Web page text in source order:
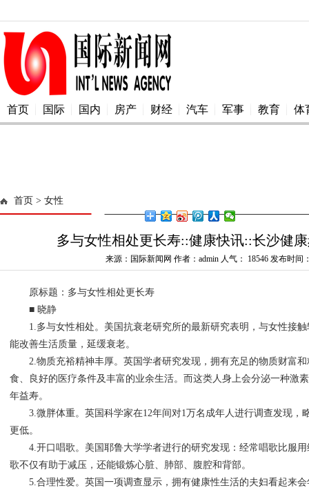
首页 国际 国内 房产 财经 汽车 军事 教育 体
首页 > 女性
多与女性相处更长寿::健康快讯::长沙健
来源：国际新闻网 作者：admin 人气： 18546 发布时间
原标题：多与女性相处更长寿
■ 晓静
1.多与女性相处。美国抗衰老研究所的最新研究表明，与女性接触
能改善生活质量，延缓衰老。
2.物质充裕精神丰厚。英国学者研究发现，拥有充足的物质财富和
食、良好的医疗条件及丰富的业余生活。而这类人身上会分泌一种激
年益寿。
3.微胖体重。英国科学家在12年间对1万名成年人进行调查发现，
更低。
4.开口唱歌。美国耶鲁大学学者进行的研究发现：经常唱歌比服用
歌不仅有助于减压，还能锻炼心脏、肺部、腹腔和背部。
5.合理性爱。英国一项调查显示，拥有健康性生活的夫妇看起来会